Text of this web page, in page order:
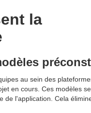
la
au sein des
en cours. Ces modèles
de l'application. Cela